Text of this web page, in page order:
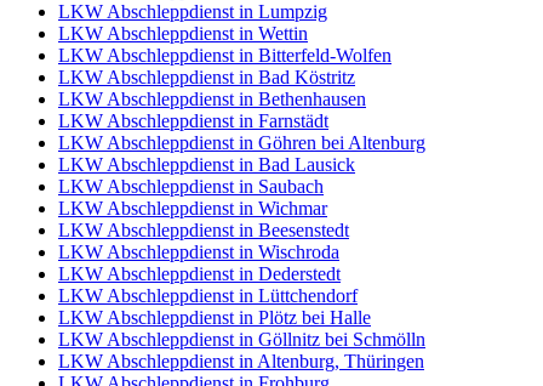
LKW Abschleppdienst in Lumpzig
LKW Abschleppdienst in Wettin
LKW Abschleppdienst in Bitterfeld-Wolfen
LKW Abschleppdienst in Bad Köstritz
LKW Abschleppdienst in Bethenhausen
LKW Abschleppdienst in Farnstädt
LKW Abschleppdienst in Göhren bei Altenburg
LKW Abschleppdienst in Bad Lausick
LKW Abschleppdienst in Saubach
LKW Abschleppdienst in Wichmar
LKW Abschleppdienst in Beesenstedt
LKW Abschleppdienst in Wischroda
LKW Abschleppdienst in Dederstedt
LKW Abschleppdienst in Lüttchendorf
LKW Abschleppdienst in Plötz bei Halle
LKW Abschleppdienst in Göllnitz bei Schmölln
LKW Abschleppdienst in Altenburg, Thüringen